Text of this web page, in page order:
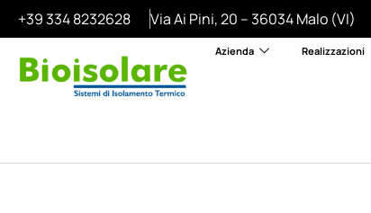
+39 334 8232628 Via Ai Pini, 20 – 36034 Malo (VI)
Azienda Realizzazioni